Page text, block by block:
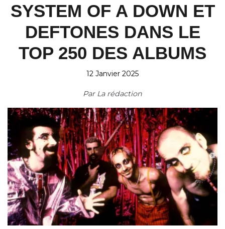
SYSTEM OF A DOWN ET
DEFTONES DANS LE
TOP 250 DES ALBUMS
12 Janvier 2025
Par La rédaction